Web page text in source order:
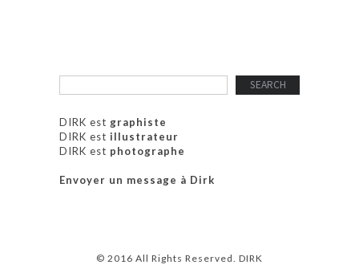
DIRK est graphiste
DIRK est illustrateur
DIRK est photographe
Envoyer un message à Dirk
© 2016 All Rights Reserved. DIRK